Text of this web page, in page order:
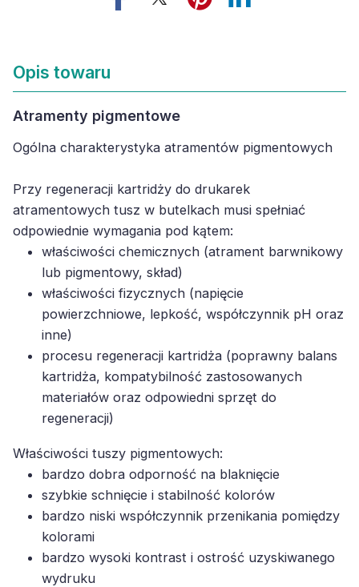
Opis towaru
Atramenty pigmentowe
Ogólna charakterystyka atramentów pigmentowych
Przy regeneracji kartridży do drukarek
atramentowych tusz w butelkach musi spełniać
odpowiednie wymagania pod kątem:
właściwości chemicznych (atrament barwnikowy
lub pigmentowy, skład)
właściwości fizycznych (napięcie
powierzchniowe, lepkość, współczynnik pH oraz
inne)
procesu regeneracji kartridża (poprawny balans
kartridża, kompatybilność zastosowanych
materiałów oraz odpowiedni sprzęt do
regeneracji)
Właściwości tuszy pigmentowych:
bardzo dobra odporność na blaknięcie
szybkie schnięcie i stabilność kolorów
bardzo niski współczynnik przenikania pomiędzy
kolorami
bardzo wysoki kontrast i ostrość uzyskiwanego
wydruku